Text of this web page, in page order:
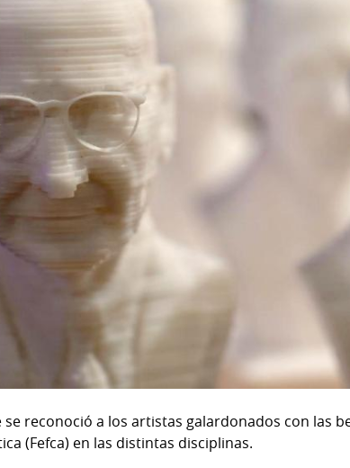
reconoció a los artistas galardonados con las
(Fefca) en las distintas disciplinas.